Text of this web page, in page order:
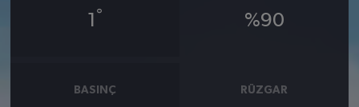
1 ° %90
BASINÇ RÜZGAR